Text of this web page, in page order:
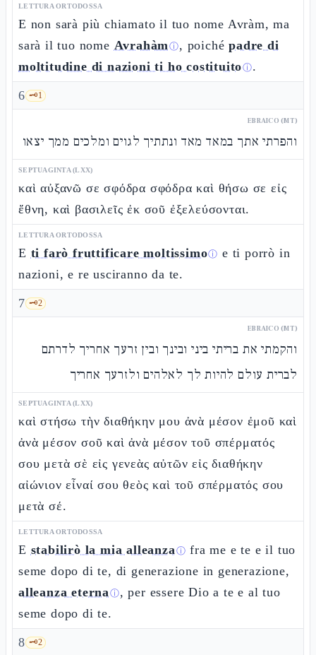
LETTURA ORTODOSSA
E non sarà più chiamato il tuo nome Avràm, ma
sarà il tuo nome Avrahàmⓘ, poichépadre di
moltitudine di nazioni ti ho costituitoⓘ.
6 🗝️1
EBRAICO (MT)
והפרתי אתך במאד מאד ונתתיך לגוים ומלכים ממך יצאו
SEPTUAGINTA (LXX)
καὶ αὐξανῶ σε σφόδρα σφόδρα καὶ θήσω σε εἰς
ἔθνη, καὶ βασιλεῖς ἐκ σοῦ ἐξελεύσονται.
LETTURA ORTODOSSA
E ti farò fruttificare moltissimoⓘ e ti porrò in
nazioni, e re usciranno da te.
7 🗝️2
EBRAICO (MT)
והקמתי את בריתי ביני ובינך ובין זרעך אחריך לדרתם
לברית עולם להיות לך לאלהים ולזרעך אחריך
SEPTUAGINTA (LXX)
καὶ στήσω τὴν διαθήκην μου ἀνὰ μέσον ἐμοῦ καὶ
ἀνὰ μέσον σοῦ καὶ ἀνὰ μέσον τοῦ σπέρματός
σου μετὰ σὲ εἰς γενεὰς αὐτῶν εἰς διαθήκην
αἰώνιον εἶναί σου θεὸς καὶ τοῦ σπέρματός σου
μετὰ σέ.
LETTURA ORTODOSSA
E stabilirò la mia alleanzaⓘ fra me e te e il tuo
seme dopo di te, di generazione in generazione,
alleanza eternaⓘ, per essere Dio a te e al tuo
seme dopo di te.
8 🗝️2